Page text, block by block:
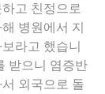
고 친정으로
병원에서 지
라고 했습니
받으니 염증반
외국으로 돌